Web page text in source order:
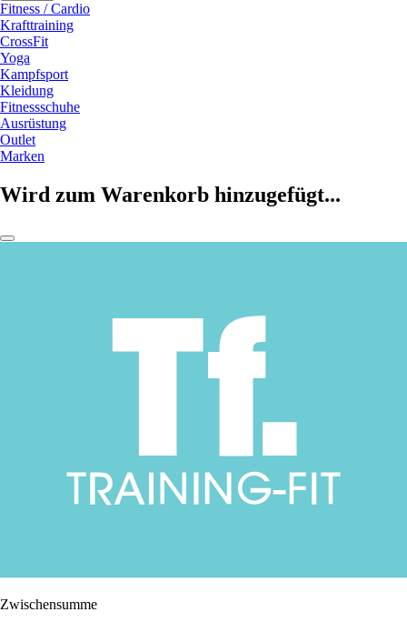
Fitness / Cardio
Krafttraining
CrossFit
Yoga
Kampfsport
Kleidung
Fitnessschuhe
Ausrüstung
Outlet
Marken
Wird zum Warenkorb hinzugefügt...
Zwischensumme